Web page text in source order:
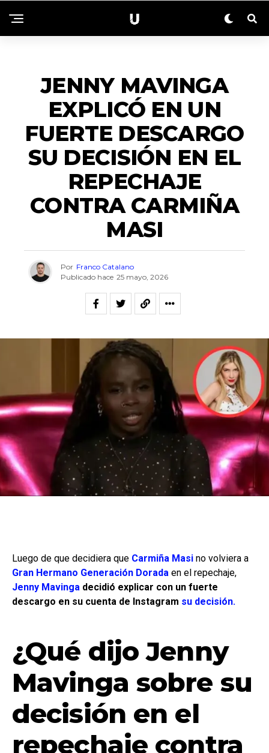
JENNY MAVINGA
EXPLICÓ EN UN
FUERTE DESCARGO
SU DECISIÓN EN EL
REPECHAJE
CONTRA CARMIÑA
MASI
Por Franco Catalano
Publicado hace 25 mayo, 2026
Luego de que decidiera que Carmiña Masi no volviera a
Gran Hermano Generación Dorada en el repechaje,
Jenny Mavinga decidió explicar con un fuerte
descargo en su cuenta de Instagram su decisión.
¿Qué dijo Jenny
Mavinga sobre su
decisión en el
repechaje contra